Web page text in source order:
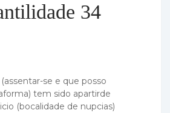
34
se e que posso
tem sido apartirde
(bocalidade de nupcias)